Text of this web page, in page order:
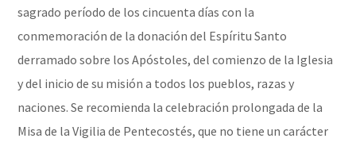
sagrado período de los cincuenta días con la
conmemoración de la donación del Espíritu Santo
derramado sobre los Apóstoles, del comienzo de la Iglesia
y del inicio de su misión a todos los pueblos, razas y
naciones. Se recomienda la celebración prolongada de la
Misa de la Vigilia de Pentecostés, que no tiene un carácter